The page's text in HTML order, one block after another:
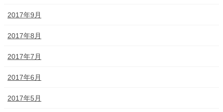
2017年9月
2017年8月
2017年7月
2017年6月
2017年5月